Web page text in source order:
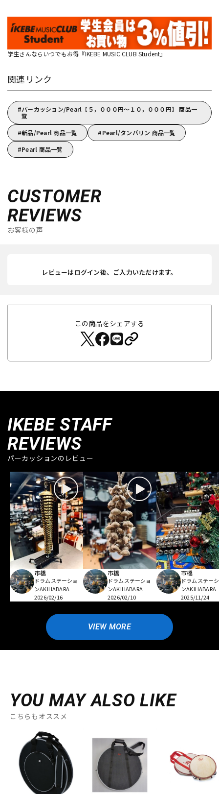
学生さんならいつでもお得『IKEBE MUSIC CLUB Student』
関連リンク
パーカッション/Pearl【５，０００円～１０，０００円】 商品一
覧
新品/Pearl 商品一覧
Pearl/タンバリン 商品一覧
Pearl 商品一覧
CUSTOMER
REVIEWS
お客様の声
レビューはログイン後、ご入力いただけます。
この商品をシェアする
IKEBE STAFF
REVIEWS
パーカッションのレビュー
市橋
ドラムステーショ
ンAKIHABARA
2026/02/16
市橋
ドラムステーショ
ンAKIHABARA
2026/02/10
市橋
ドラムステー
ンAKIHABARA
2025/11/24
VIEW MORE
YOU MAY ALSO LIKE
こちらもオススメ